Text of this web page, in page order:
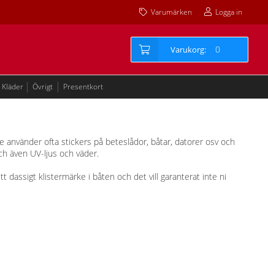
Varumärken Logga in
0
Kläder Övrigt Presentkort
använder ofta stickers på beteslådor, båtar, datorer osv och
även UV-ljus och väder.
dassigt klistermärke i båten och det vill garanterat inte ni